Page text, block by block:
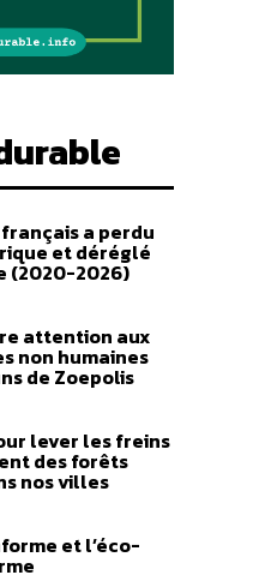
a perdu
et déréglé
(2020-2026)
attention aux
non humaines
de Zoepolis
lever les freins
des forêts
nos villes
et l’éco-